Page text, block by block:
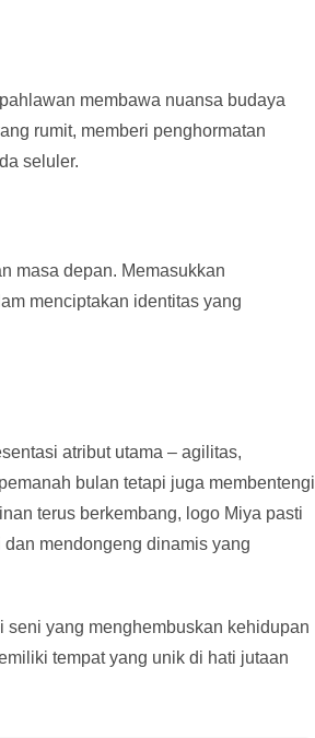
membawa nuansa budaya
rumit, memberi penghormatan
seluler.
masa depan. Memasukkan
menciptakan identitas yang
atribut utama – agilitas,
bulan tetapi juga membentengi
terus berkembang, logo Miya pasti
mendongeng dinamis yang
yang menghembuskan kehidupan
tempat yang unik di hati jutaan